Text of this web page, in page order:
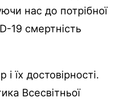
нас до потрібної
19 смертність
їх достовірності.
Всесвітньої